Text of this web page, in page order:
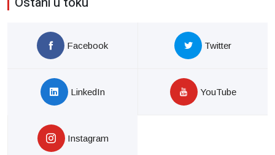
Facebook Twitter
LinkedIn YouTube
Instagram